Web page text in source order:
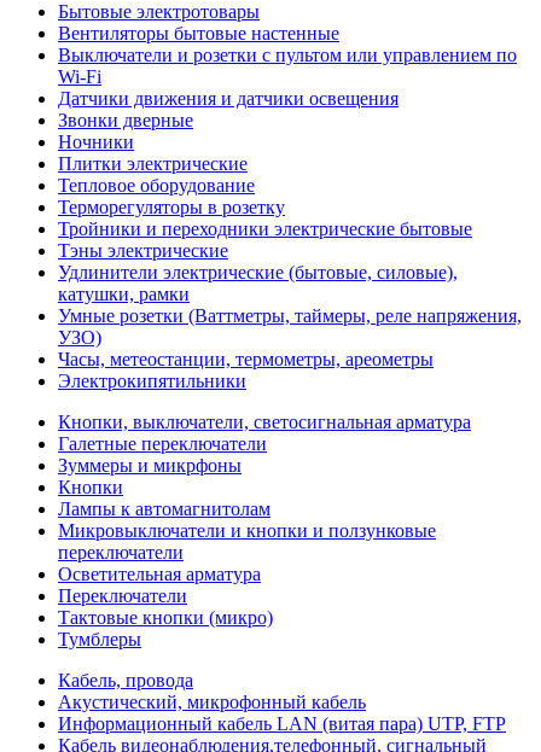
Бытовые электротовары
Вентиляторы бытовые настенные
Выключатели и розетки с пультом или управлением по
Wi-Fi
Датчики движения и датчики освещения
Звонки дверные
Ночники
Плитки электрические
Тепловое оборудование
Терморегуляторы в розетку
Тройники и переходники электрические бытовые
Тэны электрические
Удлинители электрические (бытовые, силовые),
катушки, рамки
Умные розетки (Ваттметры, таймеры, реле напряжения,
УЗО)
Часы, метеостанции, термометры, ареометры
Электрокипятильники
Кнопки, выключатели, светосигнальная арматура
Галетные переключатели
Зуммеры и микрфоны
Кнопки
Лампы к автомагнитолам
Микровыключатели и кнопки и ползунковые
переключатели
Осветительная арматура
Переключатели
Тактовые кнопки (микро)
Тумблеры
Кабель, провода
Акустический, микрофонный кабель
Информационный кабель LAN (витая пара) UTP, FTP
Кабель видеонаблюдения,телефонный, сигнальный